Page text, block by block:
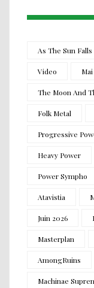
As The Sun Falls
Video
The Moon And
Folk Metal
Progressive
Heavy Power
Power Sympho
Atavistia
Juin 2026
Masterplan
AmongRuins
Machinae